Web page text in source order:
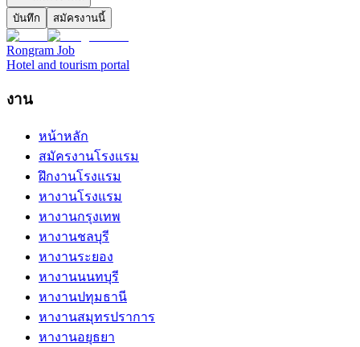
บันทึก
สมัครงานนี้
Rongram Job
Hotel and tourism portal
งาน
หน้าหลัก
สมัครงานโรงแรม
ฝึกงานโรงแรม
หางานโรงแรม
หางานกรุงเทพ
หางานชลบุรี
หางานระยอง
หางานนนทบุรี
หางานปทุมธานี
หางานสมุทรปราการ
หางานอยุธยา